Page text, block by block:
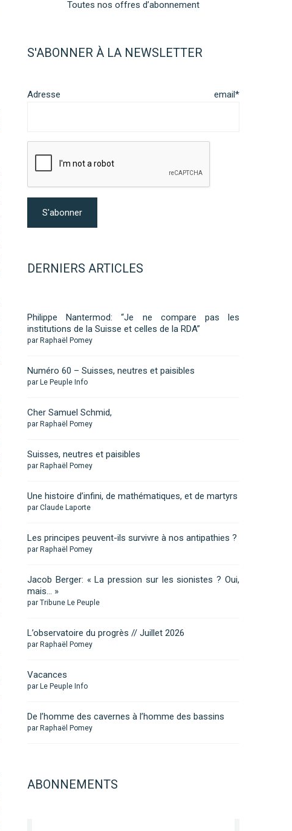
Toutes nos offres d’abonnement
S'ABONNER À LA NEWSLETTER
Adresse email*
DERNIERS ARTICLES
Philippe Nantermod: “Je ne compare pas les
institutions de la Suisse et celles de la RDA”
par Raphaël Pomey
Numéro 60 – Suisses, neutres et paisibles
par Le Peuple Info
Cher Samuel Schmid,
par Raphaël Pomey
Suisses, neutres et paisibles
par Raphaël Pomey
Une histoire d’infini, de mathématiques, et de martyrs
par Claude Laporte
Les principes peuvent-ils survivre à nos antipathies ?
par Raphaël Pomey
Jacob Berger: « La pression sur les sionistes ? Oui,
mais… »
par Tribune Le Peuple
L’observatoire du progrès // Juillet 2026
par Raphaël Pomey
Vacances
par Le Peuple Info
De l’homme des cavernes à l’homme des bassins
par Raphaël Pomey
ABONNEMENTS